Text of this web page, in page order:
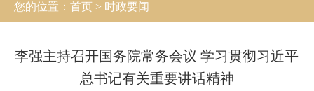
您的位置：首页 > 时政要闻
李强主持召开国务院常务会议 学习贯彻习近平
总书记有关重要讲话精神